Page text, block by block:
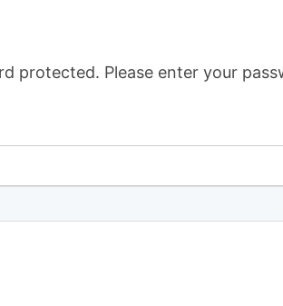
protected. Please enter your